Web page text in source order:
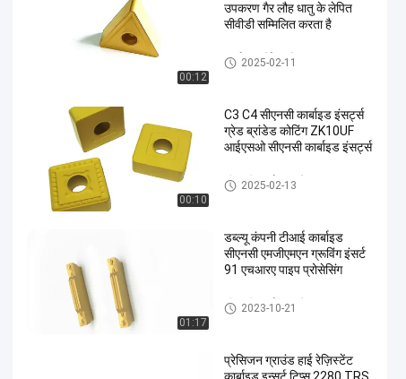
00:12
उपकरण गैर लौह धातु के लेपित
सीवीडी सम्मिलित करता है
कार्बाइड टर्निंग आवेषण
2025-02-11
00:10
C3 C4 सीएनसी कार्बाइड इंसर्ट्स
ग्रेड ब्रांडेड कोटिंग ZK10UF
आईएसओ सीएनसी कार्बाइड इंसर्ट्स
सीएनसी कार्बाइड आवेषण
2025-02-13
01:17
डब्ल्यू कंपनी टीआई कार्बाइड
सीएनसी एमजीएमएन ग्रूविंग इंसर्ट
91 एचआरए पाइप प्रोसेसिंग
सीएनसी कार्बाइड आवेषण
2023-10-21
प्रेसिजन ग्राउंड हाई रेज़िस्टेंट